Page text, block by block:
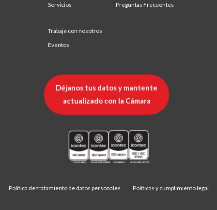
Servicios
Preguntas Frecuentes
Trabaje con nosotros
Eventos
Déjanos tus datos y mantente
actualizado con la Cámara
Política de tratamiento de datos personales Políticas y cumplimiento legal